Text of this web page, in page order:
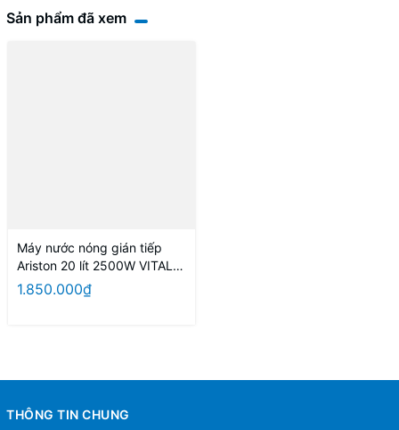
Sản phẩm đã xem
Máy nước nóng gián tiếp
Ariston 20 lít 2500W VITALY
20 SLIM 2.5 FE
1.850.000₫
THÔNG TIN CHUNG